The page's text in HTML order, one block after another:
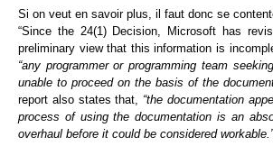
Si on veut en savoir plus, il faut donc se
“Since the 24(1) Decision, Microsoft has
preliminary view that this information is
“any programmer or programming team
unable to proceed on the basis of the
report also states that, “the documentation
process of using the documentation is an
overhaul before it could be considered workable.”